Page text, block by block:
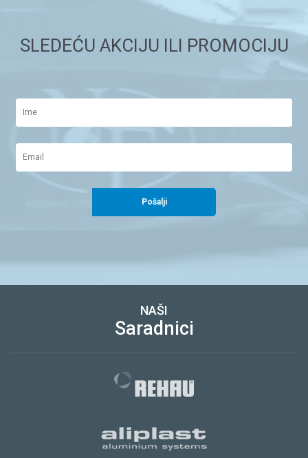
SLEDEĆU AKCIJU ILI PROMOCIJU
Pošalji
NAŠI
Saradnici